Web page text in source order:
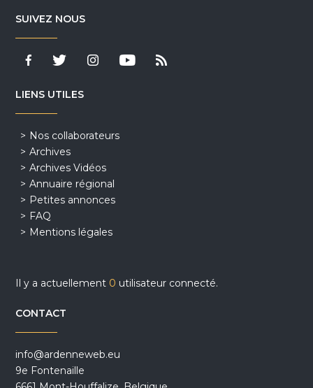
SUIVEZ NOUS
LIENS UTILES
Nos collaborateurs
Archives
Archives Vidéos
Annuaire régional
Petites annonces
FAQ
Mentions légales
Il y a actuellement 0 utilisateur connecté.
CONTACT
info@ardenneweb.eu
9e Fontenaille